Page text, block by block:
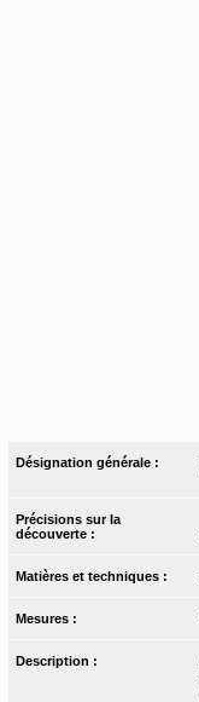
Désignation générale :
Précisions sur la
découverte :
Matières et techniques :
Mesures :
Description :